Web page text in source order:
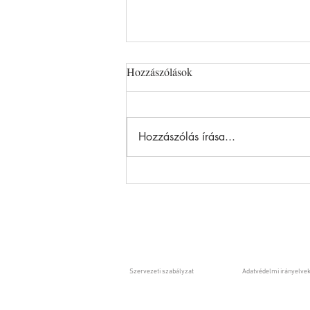
Hozzászólások
Hozzászólás írása...
Adatvédelmi irányelvek
Szervezeti szabályzat